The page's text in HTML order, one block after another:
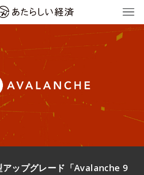
アップグレード「Avalanche 9